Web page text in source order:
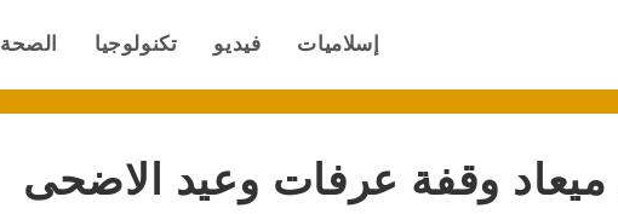
إسلاميات فيديو تكنولوجيا الصحة
ميعاد وقفة عرفات وعيد الاضحى